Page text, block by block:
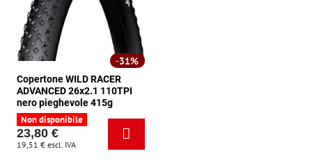
31%
Copertone WILD RACER
ADVANCED 26x2.1 110TPI
nero pieghevole 415g
Non disponibile
23,80 €
19,51 € escl. IVA